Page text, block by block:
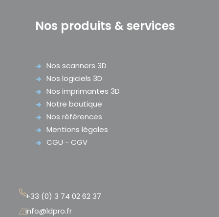
Nos produits & services
Nos scanners 3D
Nos logiciels 3D
Nos imprimantes 3D
Notre boutique
Nos références
Mentions légales
CGU - CGV
+33 (0) 3 74 02 62 37
info@ldpro.fr